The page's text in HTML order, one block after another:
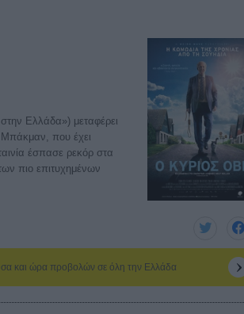
Ελλάδα») μεταφέρει
Μπάκμαν, που έχει
έσπασε ρεκόρ στα
πιο επιτυχημένων
και ώρα προβολών σε όλη την Ελλάδα